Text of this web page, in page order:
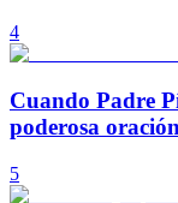
4
Cuando Padre
poderosa oración
5